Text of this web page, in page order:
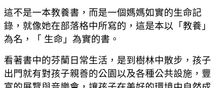
這不是一本教養書 ，而是一個媽媽如實的生命記
錄 ，就像她在部落格中所寫的 ，這是本以「教養」
為名 ，「 生命」為實的書。
看著書中的芬蘭日常生活 ，是到樹林中散步 ，孩子
出門就有對孩子親善的公園以及各種公共設施 ，豐